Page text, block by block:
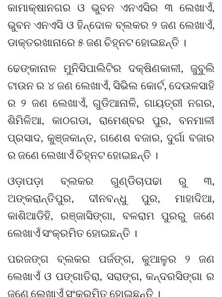
କାମାକ୍ଷାନଗର ଓ ଭୁବନ ଏନଏସିର ୩ ଲେଖାଏଁ,
ଭୁବନ ଏନଏସି ଓ ହିନ୍ଦୋଳ ବ୍ଲକର ୨ ଜଣ ଲେଖାଏଁ,
ଡାକ୍ତରଖାନାରେ ୫ ଜଣ ଚିହ୍ନଟ ହୋଇଛନ୍ତି ।
ଢେଙ୍କାନାଳ ମୁନିସିପାଲିଟିର ଦକ୍ଷିଣକାଳୀ, ଜୁବୁଲି
ଟାଉନ ର ୪ ଜଣ ଲେଖାଏଁ, ସିଭିଲ କୋର୍ଟ, ଦେଉଳସାହି
ର ୨ ଜଣ ଲେଖାଏଁ, ଗୁଡିଆନାଳି, ଗାୟତ୍ରୀ ନଗର,
ଶିମିଳିଆ, କାଠଗଡା, ରାମେଶ୍ବର ପୁର, ବନମାଳୀ
ପ୍ରସାଦ, କୁଞ୍ଜକାନ୍ତ, ଗଣେଶ ବଜାର, ଦୁର୍ଗା ବଜାର
ର ଜଣେ ଲେଖାଏଁ ଚିହ୍ନଟ ହୋଇଛନ୍ତି ।
ଓଡ଼ାପଡ଼ା ବ୍ଲକର ଗୁଣ୍ଡିଚାପଢା ରୁ ୩,
ଅଙ୍କରାନ୍ତିପୁର, ଦୀନବନ୍ଧୁ ପୁର, ମାହାଦିଆ,
କାଶିଆଡିହି, ରଞ୍ଜାସିଙ୍ଗା, ବଳରାମ ପୁରରୁ ଜଣେ
ଲେଖାଏଁ ସଂକ୍ରମିତ ହୋଇଛନ୍ତି ।
ପରଜଙ୍ଗ ବ୍ଲକର ପର୍ଜଙ୍ଗ, କୁଆଳୁର ୨ ଜଣ
ଲେଖାଏଁ ଓ ପଙ୍ଗାତିରା, ସରାଙ୍ଗ, କନ୍ଦରସିଙ୍ଗା ର
ଜଣେ ଲେଖାଏଁ ସଂକ୍ରମିତ ହୋଇଛନ୍ତି ।